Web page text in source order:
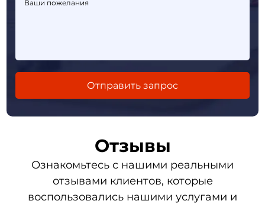
Отзывы
Ознакомьтесь с нашими реальными
отзывами клиентов, которые
воспользовались нашими услугами и